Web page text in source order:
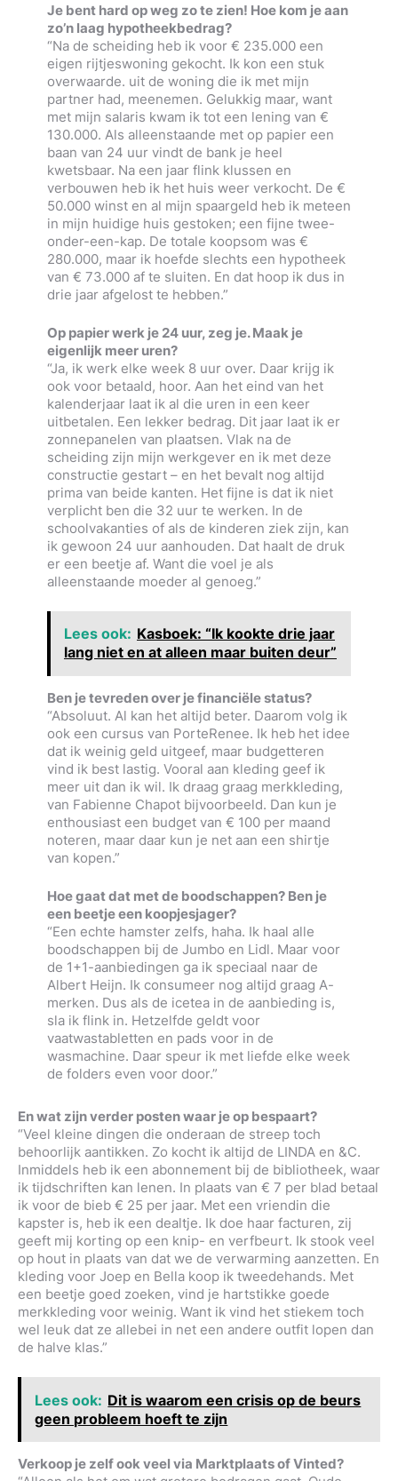
Je bent hard op weg zo te zien! Hoe kom je aan
zo’n laag hypotheekbedrag?
“Na de scheiding heb ik voor € 235.000 een
eigen rijtjeswoning gekocht. Ik kon een stuk
overwaarde. uit de woning die ik met mijn
partner had, meenemen. Gelukkig maar, want
met mijn salaris kwam ik tot een lening van €
130.000. Als alleenstaande met op papier een
baan van 24 uur vindt de bank je heel
kwetsbaar. Na een jaar flink klussen en
verbouwen heb ik het huis weer verkocht. De €
50.000 winst en al mijn spaargeld heb ik meteen
in mijn huidige huis gestoken; een fijne twee-
onder-een-kap. De totale koopsom was €
280.000, maar ik hoefde slechts een hypotheek
van € 73.000 af te sluiten. En dat hoop ik dus in
drie jaar afgelost te hebben.”
Op papier werk je 24 uur, zeg je. Maak je
eigenlijk meer uren?
“Ja, ik werk elke week 8 uur over. Daar krijg ik
ook voor betaald, hoor. Aan het eind van het
kalenderjaar laat ik al die uren in een keer
uitbetalen. Een lekker bedrag. Dit jaar laat ik er
zonnepanelen van plaatsen. Vlak na de
scheiding zijn mijn werkgever en ik met deze
constructie gestart – en het bevalt nog altijd
prima van beide kanten. Het fijne is dat ik niet
verplicht ben die 32 uur te werken. In de
schoolvakanties of als de kinderen ziek zijn, kan
ik gewoon 24 uur aanhouden. Dat haalt de druk
er een beetje af. Want die voel je als
alleenstaande moeder al genoeg.”
Lees ook: Kasboek: “Ik kookte drie jaar
lang niet en at alleen maar buiten deur”
Ben je tevreden over je financiële status?
“Absoluut. Al kan het altijd beter. Daarom volg ik
ook een cursus van PorteRenee. Ik heb het idee
dat ik weinig geld uitgeef, maar budgetteren
vind ik best lastig. Vooral aan kleding geef ik
meer uit dan ik wil. Ik draag graag merkkleding,
van Fabienne Chapot bijvoorbeeld. Dan kun je
enthousiast een budget van € 100 per maand
noteren, maar daar kun je net aan een shirtje
van kopen.”
Hoe gaat dat met de boodschappen? Ben je
een beetje een koopjesjager?
“Een echte hamster zelfs, haha. Ik haal alle
boodschappen bij de Jumbo en Lidl. Maar voor
de 1+1-aanbiedingen ga ik speciaal naar de
Albert Heijn. Ik consumeer nog altijd graag A-
merken. Dus als de icetea in de aanbieding is,
sla ik flink in. Hetzelfde geldt voor
vaatwastabletten en pads voor in de
wasmachine. Daar speur ik met liefde elke week
de folders even voor door.”
En wat zijn verder posten waar je op bespaart?
“Veel kleine dingen die onderaan de streep toch
behoorlijk aantikken. Zo kocht ik altijd de LINDA en &C.
Inmiddels heb ik een abonnement bij de bibliotheek, waar
ik tijdschriften kan lenen. In plaats van € 7 per blad betaal
ik voor de bieb € 25 per jaar. Met een vriendin die
kapster is, heb ik een dealtje. Ik doe haar facturen, zij
geeft mij korting op een knip- en verfbeurt. Ik stook veel
op hout in plaats van dat we de verwarming aanzetten. En
kleding voor Joep en Bella koop ik tweedehands. Met
een beetje goed zoeken, vind je hartstikke goede
merkkleding voor weinig. Want ik vind het stiekem toch
wel leuk dat ze allebei in net een andere outfit lopen dan
de halve klas.”
Lees ook: Dit is waarom een crisis op de beurs
geen probleem hoeft te zijn
Verkoop je zelf ook veel via Marktplaats of Vinted?